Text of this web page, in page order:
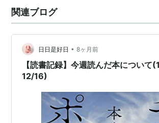
関連ブログ
日日是好日 • 8ヶ月前
【読書記録】今週読んだ本について
12/16)